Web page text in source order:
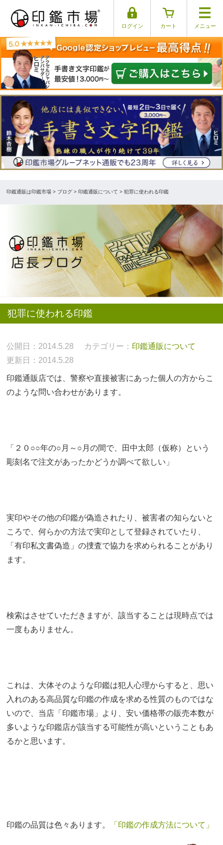
ログイン カート メニュー
印鑑通販は印鑑市場 > ブログ > 印鑑通販について > 犯罪に使われる印鑑
犯罪に使われる印鑑
公開日：2014.5.28 カテゴリー： 印鑑通販について
更新日：2014.5.28
印鑑通販店では、警察や直接被害にあった個人の方からこ
のような問い合わせがあります。
「２０○○年の○月～○月の間で、田中太郎（仮称）という
彫刻名で注文があったかどうか調べて欲しい」
実印やその他の印鑑が偽造されたり、被害者の知らないと
ころで、何らかの方法で実印として登録されていたり、
「有印私文書偽造」の捜査で協力を求められることがあり
ます。
検索はさせていただきますが、該当することは現時点では
一度もありません。
これは、大体そのような印鑑は犯人心理からすると、思い
入れのある高品質な印鑑の作成を求める性質のものではな
いので、当店「印鑑市場」より、安い価格帯の販売本数が
多いような印鑑店が該当する可能性が高いということもあ
るかと思います。
印鑑の品質は色々あります。 「印鑑の作成方法について」